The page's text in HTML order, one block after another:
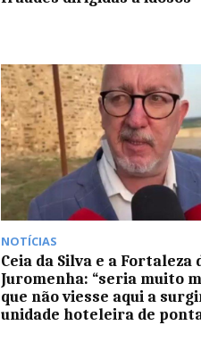
NOTÍCIAS
Ceia da Silva e a Fortaleza
Juromenha: “seria muito
que não viesse aqui a
unidade hoteleira de